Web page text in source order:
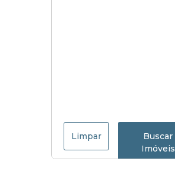
Limpar
Buscar
Imóveis